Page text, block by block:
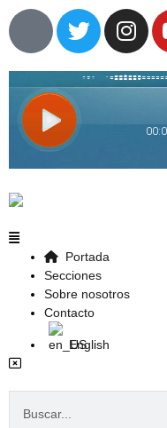
Portada
Secciones
Sobre nosotros
Contacto
English